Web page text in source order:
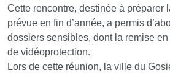
Cette rencontre, destinée à préparer
prévue en fin d’année, a permis
dossiers sensibles, dont la remise
de vidéoprotection.
Lors de cette réunion, la ville du